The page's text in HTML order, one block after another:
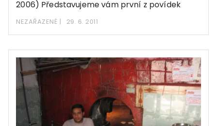
2006) Představujeme vám první z povídek
NEZAŘAZENÉ 29. 6. 2011